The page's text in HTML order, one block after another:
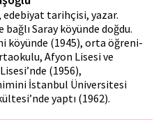
edebiyat tarihçisi, yazar.
bağlı Saray köyünde doğdu.
köyünde (1945), orta öğreni­
Afyon Lisesi ve
(1956),
İstanbul Üniversitesi
yaptı (1962).